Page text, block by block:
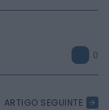
0
ARTIGO SEGUINTE